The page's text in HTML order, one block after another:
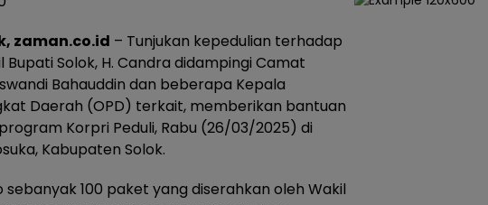
zaman.co.id – Tunjukan kepedulian terhadap
Solok, H. Candra didampingi Camat
Bahauddin dan beberapa Kepala
Daerah (OPD) terkait, memberikan bantuan
Korpri Peduli, Rabu (26/03/2025) di
Kabupaten Solok.
100 paket yang diserahkan oleh Wakil